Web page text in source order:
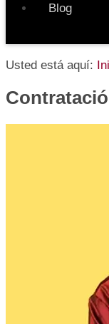
Blog
Usted está aquí: